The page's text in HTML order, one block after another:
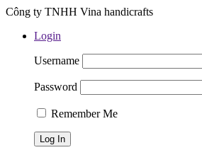
Công ty TNHH Vina handicrafts
Login
Username
Password
Remember Me